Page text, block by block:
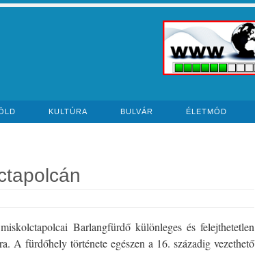
KULTÚRA BULVÁR ÉLETMÓD
Barlangfürdő különleges és felejthetetlen
A fürdőhely története egészen a 16. századig vezethető